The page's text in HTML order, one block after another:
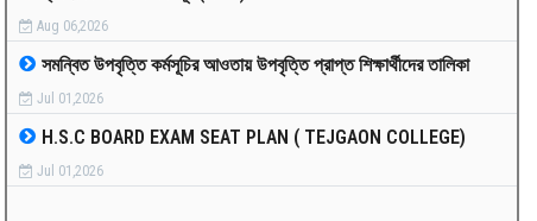
Aug 06,2026
সমন্বিত উপবৃত্তি কর্মসূচির আওতায় উপবৃত্তি প্রাপ্ত শিক্ষার্থীদের তালিকা
Jul 01,2026
H.S.C BOARD EXAM SEAT PLAN ( TEJGAON COLLEGE)
Jul 01,2026